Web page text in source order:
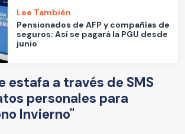
Lee También
Pensionados de AFP y compañías de
seguros: Así se pagará la PGU desde
junio
estafa a través de SMS
personales para
Invierno"